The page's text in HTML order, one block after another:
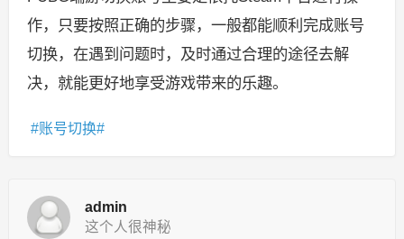
作，只要按照正确的步骤，一般都能顺利完成账号
切换，在遇到问题时，及时通过合理的途径去解
决，就能更好地享受游戏带来的乐趣。
账号切换
admin
这个人很神秘